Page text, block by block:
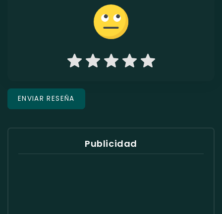
Publicidad